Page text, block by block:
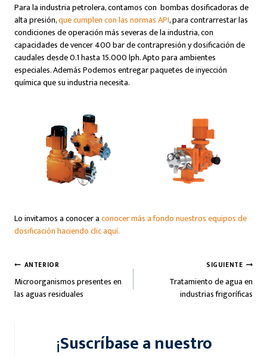
Para la industria petrolera, contamos con bombas dosificadoras de
alta presión,que cumplen con las normas API, para contrarrestar las
condiciones de operación más severas de la industria, con
capacidades de vencer 400 bar de contrapresión y dosificación de
caudales desde 0.1 hasta 15.000 lph. Apto para ambientes
especiales. Además Podemos entregar paquetes de inyección
química que su industria necesita.
Lo invitamos a conocer aconocer más a fondo nuestros equipos de
dosificación haciendo clic aquí.
Navegación
de
ANTERIOR
Microorganismos presentes en
las aguas residuales
SIGUIENTE
Tratamiento de agua en
industrias frigoríficas
¡Suscríbase a nuestro